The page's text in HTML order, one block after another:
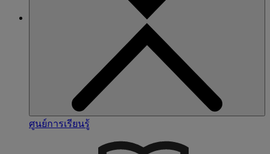
ศูนย์การเรียนรู้